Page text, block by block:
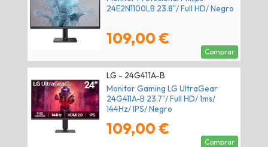
24E2N1100LB 23.8"/ Full HD/ Negro
109,00 €
Comprar
LG - 24G411A-B
Monitor Gaming LG UltraGear
24G411A-B 23.7"/ Full HD/ 1ms/
144Hz/ IPS/ Negro
109,00 €
Comprar